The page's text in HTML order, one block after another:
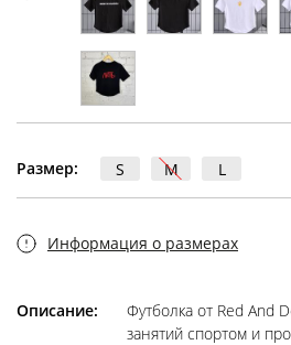
Размер: S M L
Информация о размерах
Описание:
Футболка от Red And
занятий спортом и